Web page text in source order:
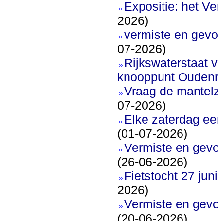
Expositie: het
2026)
vermiste en
07-2026)
Rijkswaterstaat
knooppunt
Vraag de
07-2026)
Elke zaterdag
(01-07-2026)
Vermiste en
(26-06-2026)
Fietstocht 27
2026)
Vermiste en
(20-06-2026)